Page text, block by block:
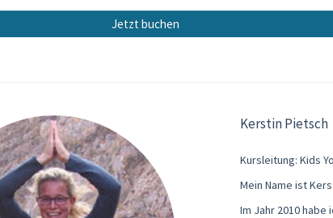
Jetzt buchen
Kerstin Pietsch
Kursleitung: Kids
Mein Name ist
Im Jahr 2010